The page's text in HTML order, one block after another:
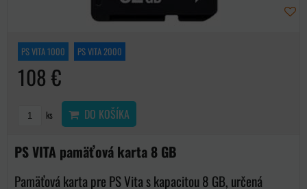
PS VITA 1000 PS VITA 2000
108 €
ks DO KOŠÍKA
PS VITA pamäťová karta 8 GB
Pamäťová karta pre PS Vita s kapacitou 8 GB, určená